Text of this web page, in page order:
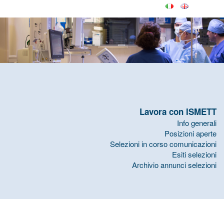
Lavora con ISMETT
Info generali
Posizioni aperte
Selezioni in corso comunicazioni
Esiti selezioni
Archivio annunci selezioni